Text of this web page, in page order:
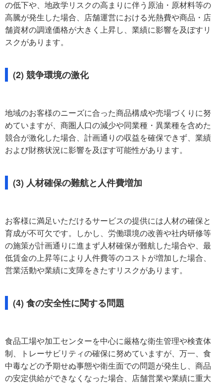
の低下や、地政学リスクの高まりに伴う原油・原材料等の
高騰が発生した場合、店舗運営における光熱費や商品・店
舗資材の調達価格が大きく上昇し、業績に影響を及ぼすリ
スクがあります。
(2) 競争環境の激化
地域のお客様のニーズに合った商品構成や売場づくりに努
めていますが、商圏人口の減少や同業種・異業種を含めた
競合が激化した場合、計画通りの収益を確保できず、業績
および財務状況に影響を及ぼす可能性があります。
(3) 人材確保の難航と人件費増加
お客様に満足いただけるサービスの提供には人材の確保と
育成が不可欠です。しかし、労働環境の改善や社内研修等
の施策が計画通りに進まず人材確保が難航した場合や、最
低賃金の上昇等により人件費等のコストが増加した場合、
営業活動や業績に支障をきたすリスクがあります。
(4) 食の安全性に関する問題
食品工場や加工センターを中心に厳格な衛生管理や検査体
制、トレーサビリティの確保に努めていますが、万一、食
中毒などの予期せぬ事態や衛生面での問題が発生し、商品
の安定供給ができなくなった場合、店舗営業や業績に重大